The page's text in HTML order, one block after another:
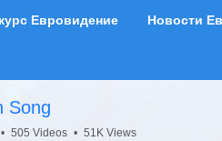
Евровидение Новости
Song
• 505 Videos • 51K Views